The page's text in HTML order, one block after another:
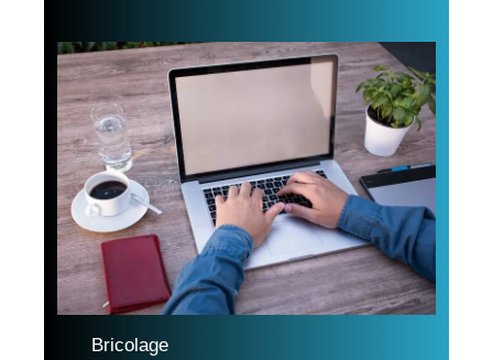
Bricolage